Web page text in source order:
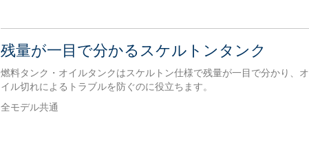
残量が一目で分かるスケルトンタンク
燃料タンク・オイルタンクはスケルトン仕様で残量が一目で分かり、オ
イル切れによるトラブルを防ぐのに役立ちます。
全モデル共通